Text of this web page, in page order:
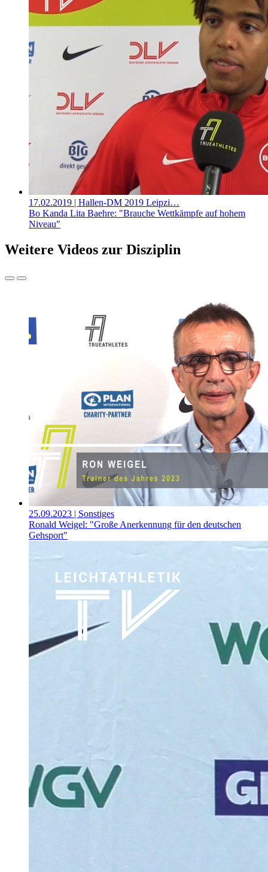
17.02.2019 | Hallen-DM 2019 Leipzi…
Bo Kanda Lita Baehre: "Brauche Wettkämpfe auf hohem
Niveau"
Weitere Videos zur Disziplin
25.09.2023 | Sonstiges
Ronald Weigel: "Große Anerkennung für den deutschen
Gehsport"